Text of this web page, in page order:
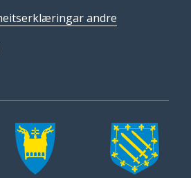
andre